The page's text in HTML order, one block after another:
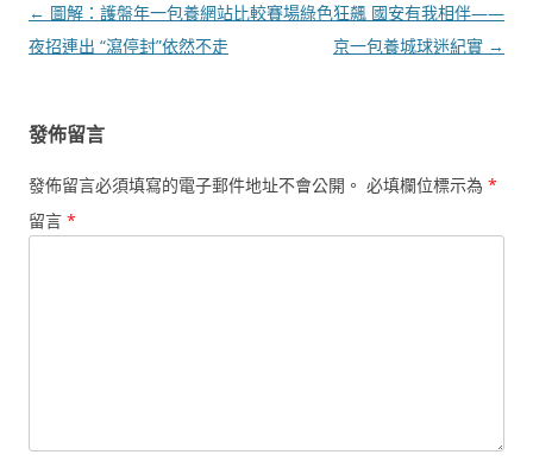
文
章
← 圖解：護盤年一包養網站比較
夜招連出 “瀉停封”依然不走
賽場綠色狂飆 國安有我相伴——
京一包養城球迷紀實 →
發佈留言
發佈留言必須填寫的電子郵件地址不會公開。 必填欄位標示為 *
留言 *